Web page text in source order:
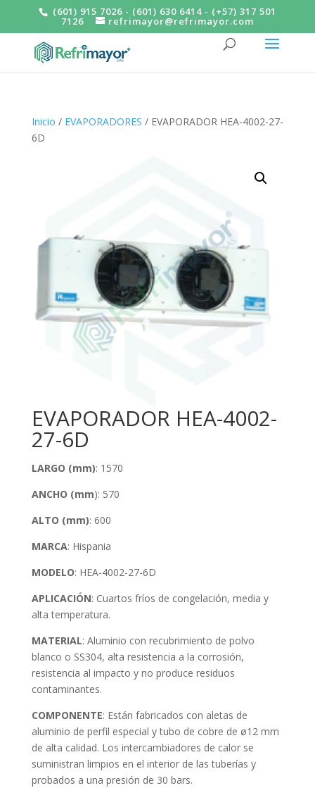
(601) 915 7026 - (601) 630 6414 - (+57) 317 501
7126 refrimayor@refrimayor.com
Inicio / EVAPORADORES / EVAPORADOR HEA-4002-27-
6D
EVAPORADOR HEA-4002-
27-6D
LARGO (mm): 1570
ANCHO (mm): 570
ALTO (mm): 600
MARCA: Hispania
MODELO: HEA-4002-27-6D
APLICACIÓN: Cuartos fríos de congelación, media y
alta temperatura.
MATERIAL: Aluminio con recubrimiento de polvo
blanco o SS304, alta resistencia a la corrosión,
resistencia al impacto y no produce residuos
contaminantes.
COMPONENTE: Están fabricados con aletas de
aluminio de perfil especial y tubo de cobre de ø12 mm
de alta calidad. Los intercambiadores de calor se
suministran limpios en el interior de las tuberías y
probados a una presión de 30 bars.